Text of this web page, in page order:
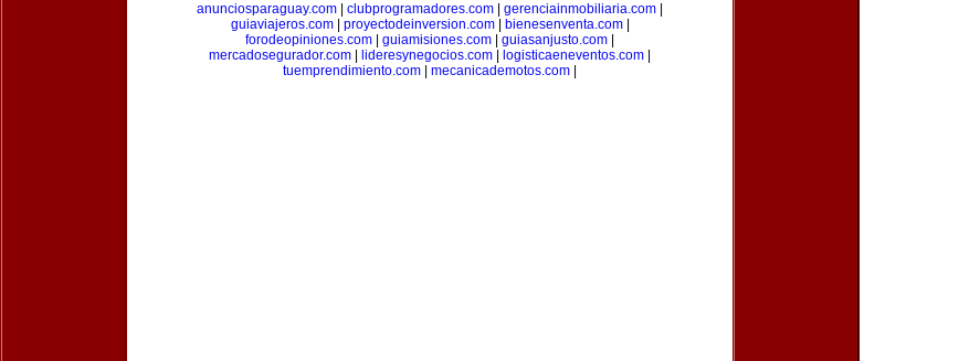
anunciosparaguay.com
clubprogramadores.com gerenciainmobiliaria.com
guiaviajeros.com| proyectodeinversion.com| bienesenventa.com|
forodeopiniones.com
guiamisiones.com guiasanjusto.com
mercadosegurador.com
lideresynegocios.com logisticaeneventos.com
tuemprendimiento.com
mecanicademotos.com